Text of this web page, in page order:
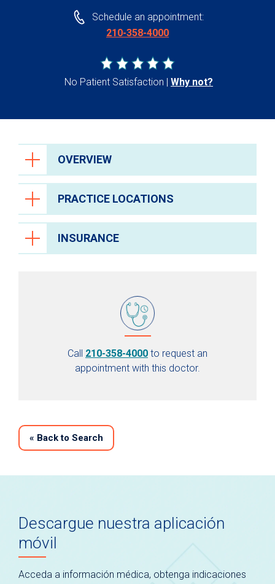
Schedule an appointment:
210-358-4000
No Patient Satisfaction Why not?
OVERVIEW
PRACTICE LOCATIONS
INSURANCE
Call 210-358-4000 to request an
appointment with this doctor.
« Back to Search
Descargue nuestra aplicación
móvil
Acceda a información médica, obtenga indicaciones